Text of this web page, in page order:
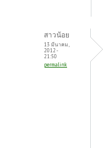
สาวน้อย
13 มีนาคม,
2012 -
21:50
permalink